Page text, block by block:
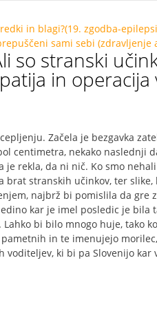
in blagi?(19. zgodba-
sami sebi (zdravljenje
so stranski
in operacija
Začela je bezgavka
centimetra, nekako naslednji
je rekla, da ni nič. Ko smo
brat stranskih učinkov, ter
najbrž bi pomislila da
kar je imel posledic je bila
bi bilo mnogo huje, tako
in te imenujejo
voditeljev, ki bi pa Slovenijo